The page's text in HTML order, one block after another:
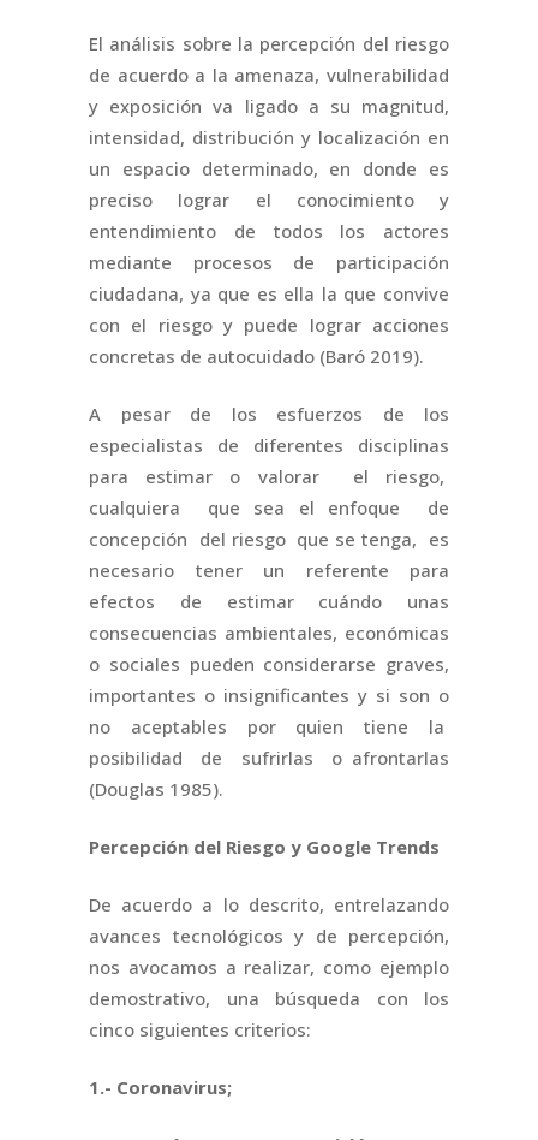
El análisis sobre la percepción del riesgo
de acuerdo a la amenaza, vulnerabilidad
y exposición va ligado a su magnitud,
intensidad, distribución y localización en
un espacio determinado, en donde es
preciso lograr el conocimiento y
entendimiento de todos los actores
mediante procesos de participación
ciudadana, ya que es ella la que convive
con el riesgo y puede lograr acciones
concretas de autocuidado (Baró 2019).
A pesar de los esfuerzos de los
especialistas de diferentes disciplinas
para estimar o valorar el riesgo,
cualquiera que sea el enfoque de
concepción del riesgo que se tenga, es
necesario tener un referente para
efectos de estimar cuándo unas
consecuencias ambientales, económicas
o sociales pueden considerarse graves,
importantes o insignificantes y si son o
no aceptables por quien tiene la
posibilidad de sufrirlas o afrontarlas
(Douglas 1985).
Percepción del Riesgo y Google Trends
De acuerdo a lo descrito, entrelazando
avances tecnológicos y de percepción,
nos avocamos a realizar, como ejemplo
demostrativo, una búsqueda con los
cinco siguientes criterios:
1.- Coronavirus;